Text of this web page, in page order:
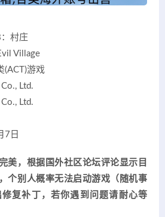
村庄
Village
(ACT)游戏
Ltd.
Ltd.
7日
美，根据国外社区论坛评论显示目
个别人概率无法启动游戏（随机事
复补丁，若你遇到问题请耐心等